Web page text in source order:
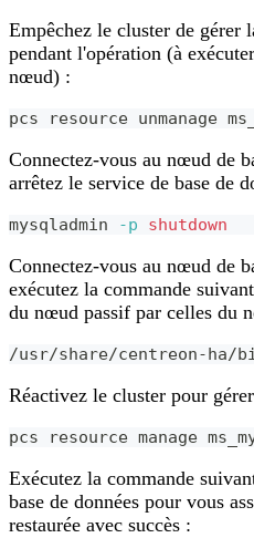
Empêchez le cluster de gérer
pendant l'opération (à
nœud) :
pcs resource unmanage
Connectez-vous au nœud de
arrêtez le service de base de
mysqladmin -p shutdown
Connectez-vous au nœud de
exécutez la commande
du nœud passif par celles du
/usr/share/centreon-ha/
Réactivez le cluster pour
pcs resource manage
Exécutez la commande
base de données pour vous
restaurée avec succès :